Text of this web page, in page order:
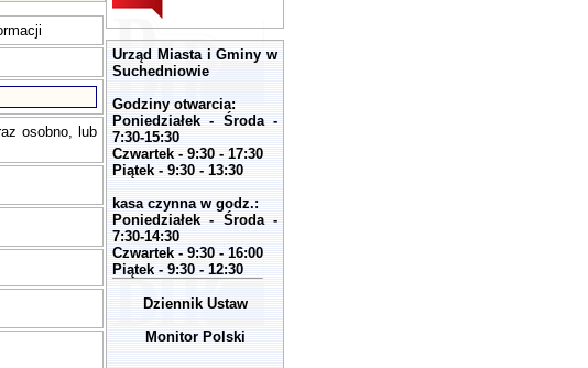
osobno, lub
Urząd Miasta i Gminy w
Suchedniowie
Godziny otwarcia:
Poniedziałek - Środa -
7:30-15:30
Czwartek - 9:30 - 17:30
Piątek - 9:30 - 13:30
kasa czynna w godz.:
Poniedziałek - Środa -
7:30-14:30
Czwartek - 9:30 - 16:00
Piątek - 9:30 - 12:30
Dziennik Ustaw
Monitor Polski